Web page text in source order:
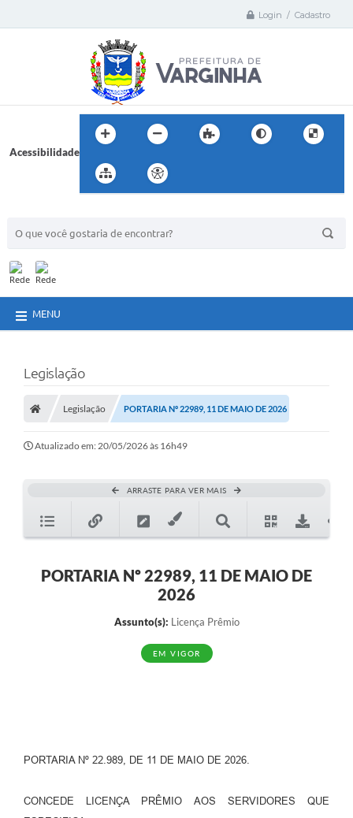
Login / Cadastro
Acessibilidade
MENU
Legislação
Legislação PORTARIA Nº 22989, 11 DE MAIO DE 2026
Atualizado em: 20/05/2026 às 16h49
ARRASTE PARA VER MAIS
PORTARIA Nº 22989, 11 DE MAIO DE
2026
Assunto(s): Licença Prêmio
EM VIGOR
PORTARIA Nº 22.989, DE 11 DE MAIO DE 2026.
CONCEDE LICENÇA PRÊMIO AOS SERVIDORES QUE